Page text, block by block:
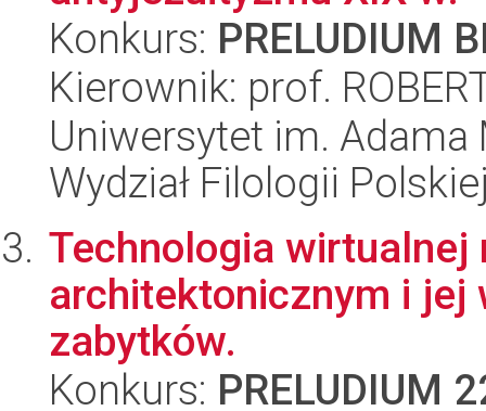
Konkurs: PRELUDIUM
Kierownik: prof.
Uniwersytet im.
Wydział Filologii
Technologia
architektonicznym i jej
zabytków.
Konkurs: PRELUDIUM